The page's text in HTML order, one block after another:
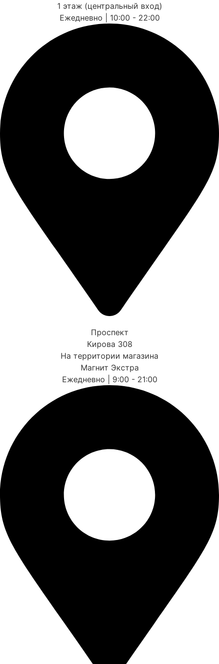
1 этаж (центральный вход)
Ежедневно | 10:00 - 22:00
Проспект
Кирова 308
На территории магазина
Магнит Экстра
Ежедневно | 9:00 - 21:00